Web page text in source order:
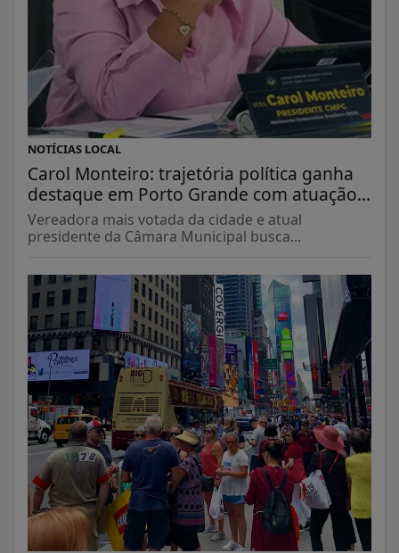
NOTÍCIAS LOCAL
Carol Monteiro: trajetória política ganha
destaque em Porto Grande com atuação...
Vereadora mais votada da cidade e atual
presidente da Câmara Municipal busca...